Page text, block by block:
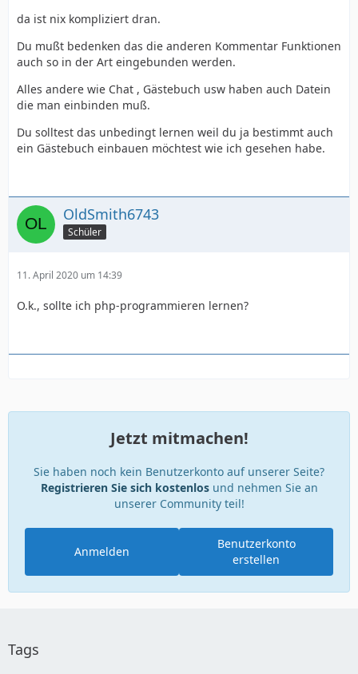
da ist nix kompliziert dran.
Du mußt bedenken das die anderen Kommentar Funktionen
auch so in der Art eingebunden werden.
Alles andere wie Chat , Gästebuch usw haben auch Datein
die man einbinden muß.
Du solltest das unbedingt lernen weil du ja bestimmt auch
ein Gästebuch einbauen möchtest wie ich gesehen habe.
OldSmith6743
Schüler
11. April 2020 um 14:39
O.k., sollte ich php-programmieren lernen?
Jetzt mitmachen!
Sie haben noch kein Benutzerkonto auf unserer Seite?
Registrieren Sie sich kostenlosund nehmen Sie an
unserer Community teil!
Benutzerkonto
erstellen
Anmelden
Tags